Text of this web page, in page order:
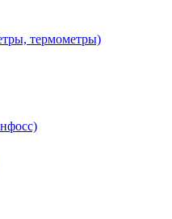
термометры)